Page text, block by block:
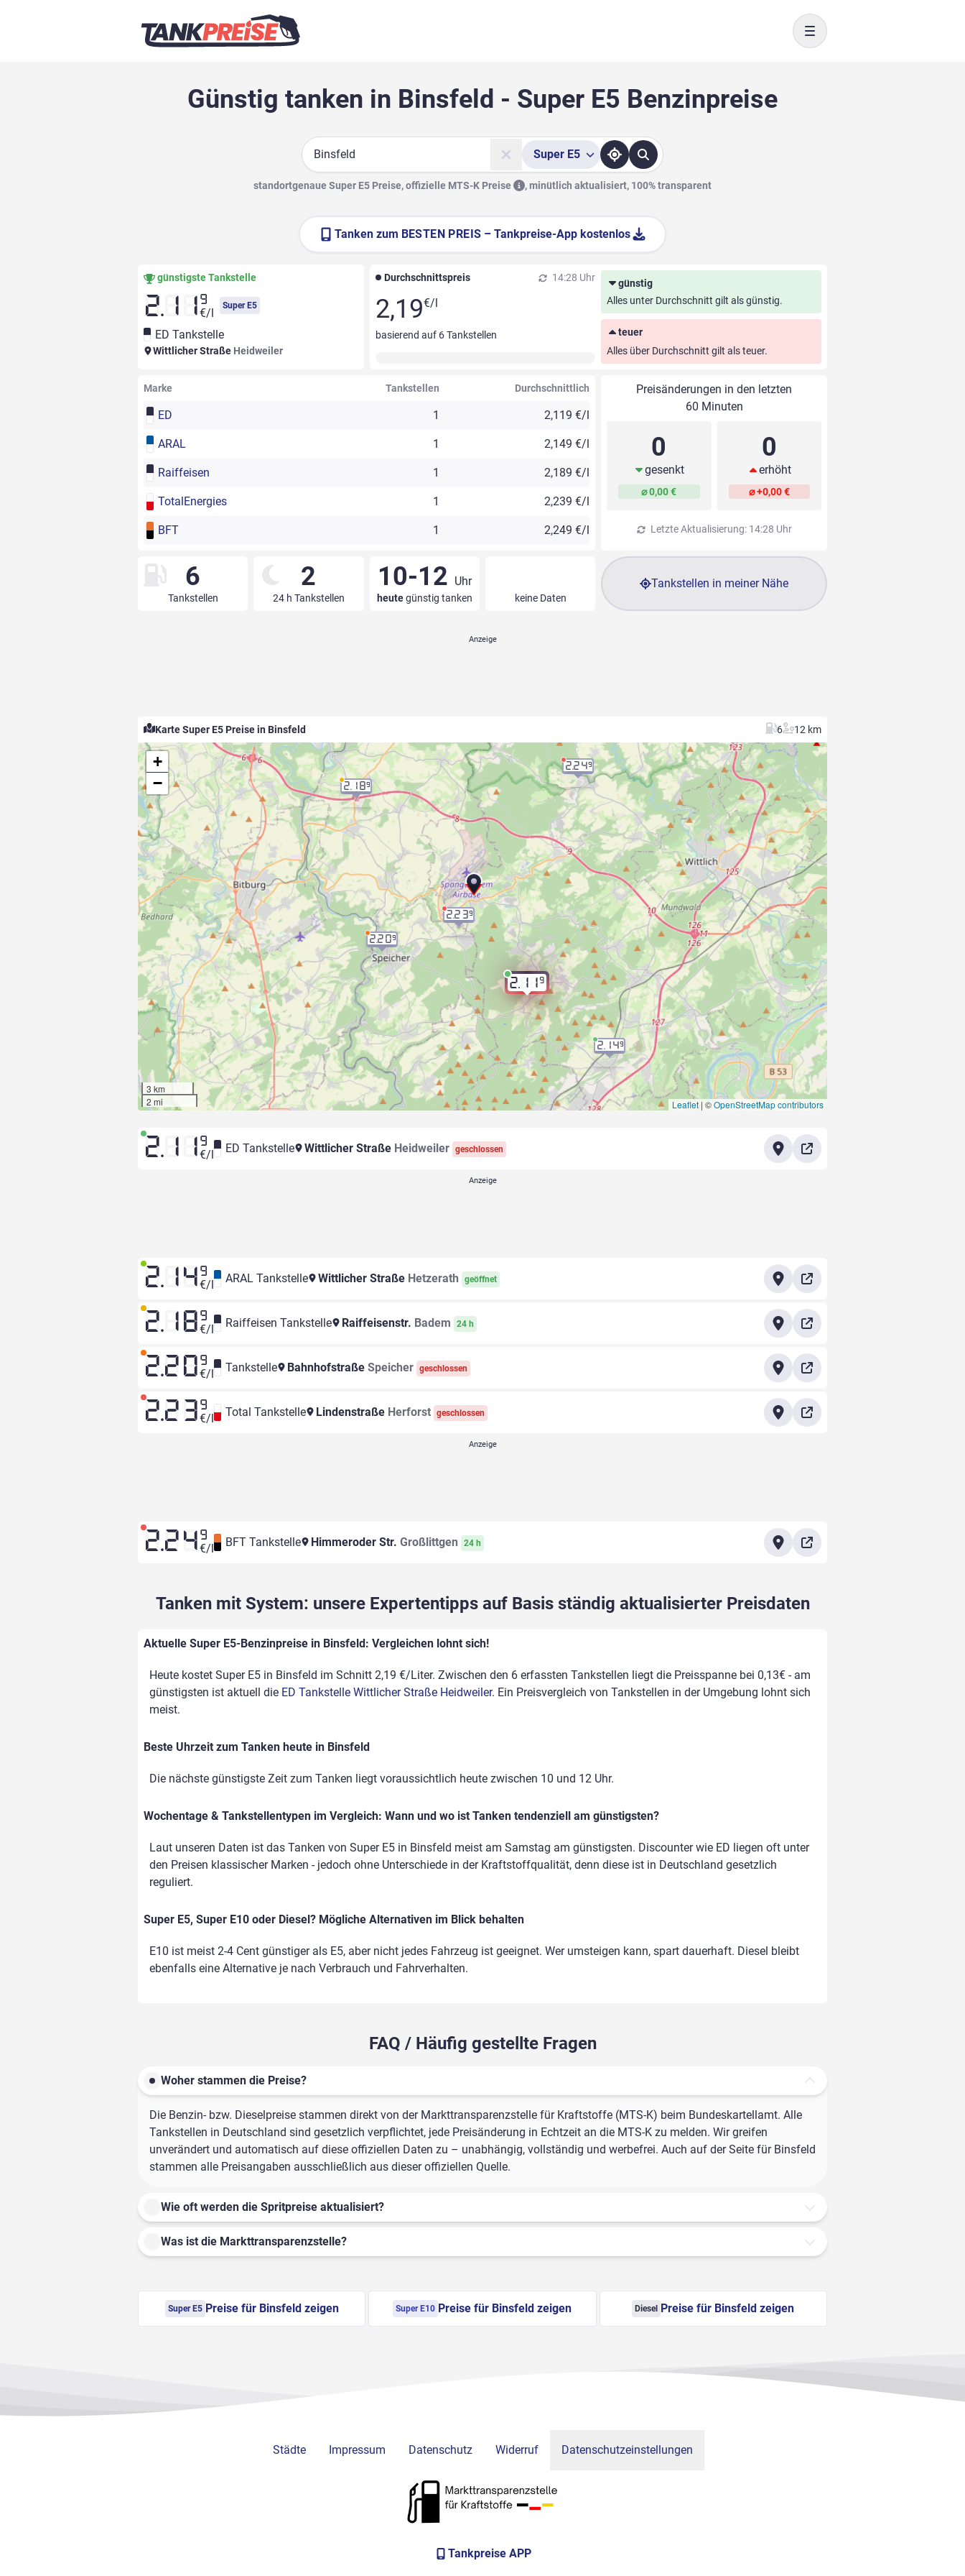
Toggle navigation
Günstig tanken in Binsfeld - Super E5 Benzinpreise
Suche
Super E5
standortgenaue Super E5 Preise, offizielle MTS-K Preise ,minütlich aktualisiert, 100% transparent
Tanken zum BESTEN PREIS – Tankpreise-App kostenlos
günstigste Tankstelle
2.11 9
€/l
Super E5
ED Tankstelle
Wittlicher Straße Heidweiler
Durchschnittspreis 14:28 Uhr
2,19€/l
basierend auf 6Tankstellen
günstig
Alles unter Durchschnitt gilt als günstig.
teuer
Alles über Durchschnitt gilt als teuer.
Marke Tankstellen Durchschnittlich
ED 1 2,119 €/l
ARAL 1 2,149 €/l
Raiffeisen 1 2,189 €/l
TotalEnergies 1 2,239 €/l
BFT 1 2,249 €/l
Preisänderungen in den letzten
60 Minuten
0
gesenkt
⌀ 0,00 €
0
erhöht
⌀ +0,00 €
Letzte Aktualisierung: 14:28 Uhr
6
Tankstellen
2
24 h Tankstellen
10-12 Uhr
heutegünstig tanken keine Daten
Tankstellen in meiner Nähe
Karte Super E5 Preise in Binsfeld 6 12 km
2.119
2.149
2.249
2.189
2.239
2.209
+
−
3 km
2 mi
Leaflet | ©OpenStreetMap contributors
2.11 9
€/l ED Tankstelle Wittlicher Straße Heidweiler geschlossen
2.14 9
€/l ARAL Tankstelle Wittlicher Straße Hetzerath geöffnet
2.18 9
€/l Raiffeisen Tankstelle Raiffeisenstr. Badem 24 h
2.20 9
€/l Tankstelle Bahnhofstraße Speicher geschlossen
2.23 9
€/l Total Tankstelle Lindenstraße Herforst geschlossen
2.24 9
€/l BFT Tankstelle Himmeroder Str. Großlittgen 24 h
Tanken mit System: unsere Expertentipps auf Basis ständig aktualisierter Preisdaten
Aktuelle Super E5-Benzinpreise in Binsfeld: Vergleichen lohnt sich!
Heute kostet Super E5 in Binsfeld im Schnitt 2,19 €/Liter. Zwischen den 6 erfassten Tankstellen liegt die Preisspanne bei 0,13€ - am
günstigsten ist aktuell die ED Tankstelle Wittlicher Straße Heidweiler. Ein Preisvergleich von Tankstellen in der Umgebung lohnt sich
meist.
Beste Uhrzeit zum Tanken heute in Binsfeld
Die nächste günstigste Zeit zum Tanken liegt voraussichtlich heute zwischen 10 und 12 Uhr.
Wochentage & Tankstellentypen im Vergleich: Wann und wo ist Tanken tendenziell am günstigsten?
Laut unseren Daten ist das Tanken von Super E5 in Binsfeld meist am Samstag am günstigsten. Discounter wie ED liegen oft unter
den Preisen klassischer Marken - jedoch ohne Unterschiede in der Kraftstoffqualität, denn diese ist in Deutschland gesetzlich
reguliert.
Super E5, Super E10 oder Diesel? Mögliche Alternativen im Blick behalten
E10 ist meist 2-4 Cent günstiger als E5, aber nicht jedes Fahrzeug ist geeignet. Wer umsteigen kann, spart dauerhaft. Diesel bleibt
ebenfalls eine Alternative je nach Verbrauch und Fahrverhalten.
FAQ / Häufig gestellte Fragen
Woher stammen die Preise?
Die Benzin- bzw. Dieselpreise stammen direkt von der Markttransparenzstelle für Kraftstoffe (MTS-K) beim Bundeskartellamt. Alle
Tankstellen in Deutschland sind gesetzlich verpflichtet, jede Preisänderung in Echtzeit an die MTS-K zu melden. Wir greifen
unverändert und automatisch auf diese offiziellen Daten zu – unabhängig, vollständig und werbefrei. Auch auf der Seite für Binsfeld
stammen alle Preisangaben ausschließlich aus dieser offiziellen Quelle.
Wie oft werden die Spritpreise aktualisiert?
Was ist die Markttransparenzstelle?
Super E5 Preise für Binsfeld zeigen Super E10 Preise für Binsfeld zeigen Diesel Preise für Binsfeld zeigen
Städte Impressum Datenschutz Widerruf Datenschutzeinstellungen
Tankpreise APP